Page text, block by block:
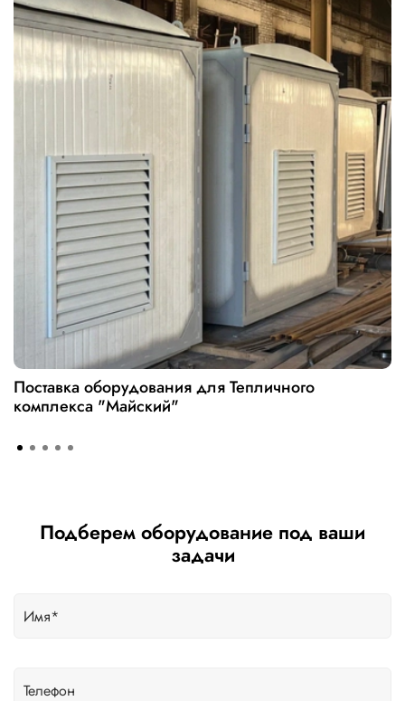
Поставка оборудования для Тепличного
комплекса "Майский"
Подберем оборудование под ваши
задачи